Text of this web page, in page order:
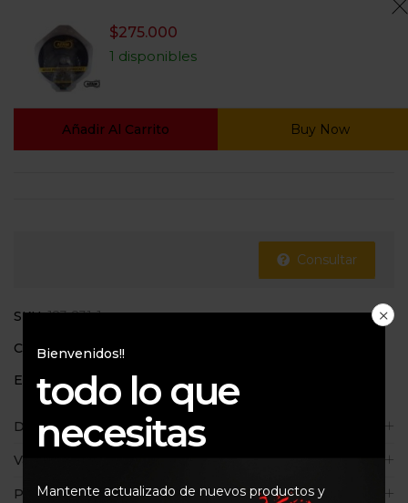
$275.000
1 disponibles
Añadir Al Carrito Buy Now
Consultar
SKU:123-231-1
Categoría: Kit de arrastre
Etiquetas: AFAM ,KTM SMC 690
Descripción
Valoraciones (0)
Políticas de la tienda
Bienvenidos!!
todo lo que
necesitas
Mantente actualizado de nuevos productos y